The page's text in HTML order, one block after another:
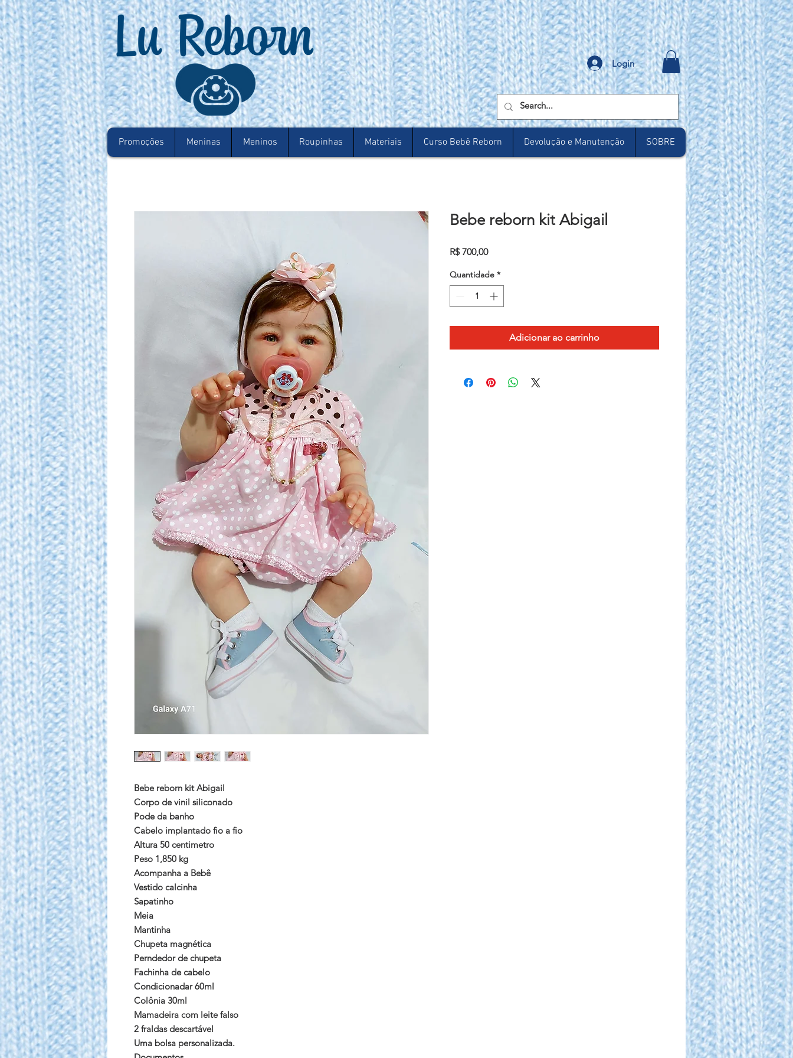
Login
Bebe reborn kit Abigail
Corpo de vinil siliconado
Pode da banho
Cabelo implantado fio a fio
Altura 50 centimetro
Peso 1,850 kg
Acompanha a Bebê
Vestido calcinha
Sapatinho
Meia
Mantinha
Chupeta magnética
Perndedor de chupeta
Fachinha de cabelo
Condicionadar 60ml
Colônia 30ml
Mamadeira com leite falso
2 fraldas descartável
Uma bolsa personalizada.
Bebe reborn kit Abigail
R$ 700,00Preço
Quantidade *
Adicionar ao carrinho
Promoções Meninas Meninos Roupinhas Materiais Curso Bebê Reborn Devolução e Manutenção SOBRE